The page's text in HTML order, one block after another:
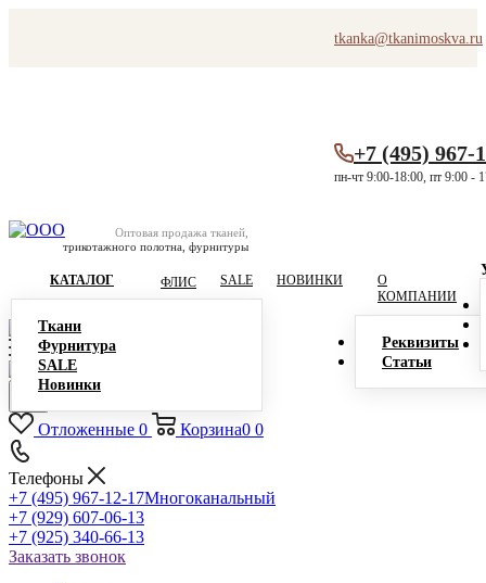
tkanka@tkanimoskva.ru
Оптовая продажа тканей,
трикотажного полотна, фурнитуры
+7 (495) 967-
пн-чт 9:00-18:00, пт 9:00 -
КАТАЛОГ
Ткани
Фурнитура
SALE
Новинки
ФЛИС SALE НОВИНКИ
О
КОМПАНИИ
Реквизиты
Статьи
Отложенные 0 Корзина0 0
Телефоны
+7 (495) 967-12-17Многоканальный
+7 (929) 607-06-13
+7 (925) 340-66-13
Заказать звонок